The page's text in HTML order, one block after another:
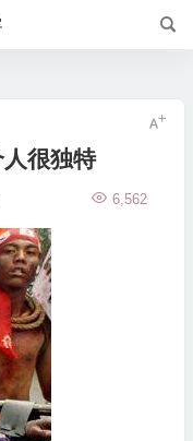
很独特
6,562